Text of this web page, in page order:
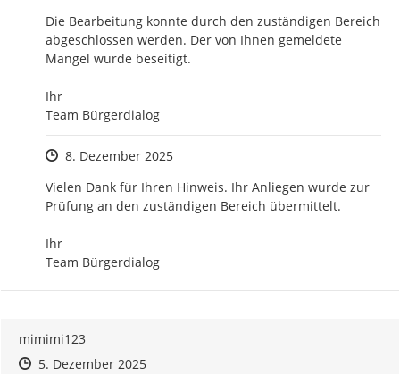
Die Bearbeitung konnte durch den zuständigen Bereich
abgeschlossen werden. Der von Ihnen gemeldete
Mangel wurde beseitigt.
Ihr
Team Bürgerdialog
Zeitpunkt des Erstellens
8. Dezember 2025
Vielen Dank für Ihren Hinweis. Ihr Anliegen wurde zur
Prüfung an den zuständigen Bereich übermittelt.
Ihr
Team Bürgerdialog
mimimi123
Zeitpunkt des Erstellens
Zeitpunkt des Erstellens
5. Dezember 2025Zur Äußerung